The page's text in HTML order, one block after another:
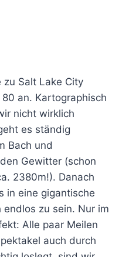
zu Salt Lake City
an. Kartographisch
nicht wirklich
es ständig
Bach und
Gewitter (schon
2380m!). Danach
in eine gigantische
zu sein. Nur im
Alle paar Meilen
auch durch